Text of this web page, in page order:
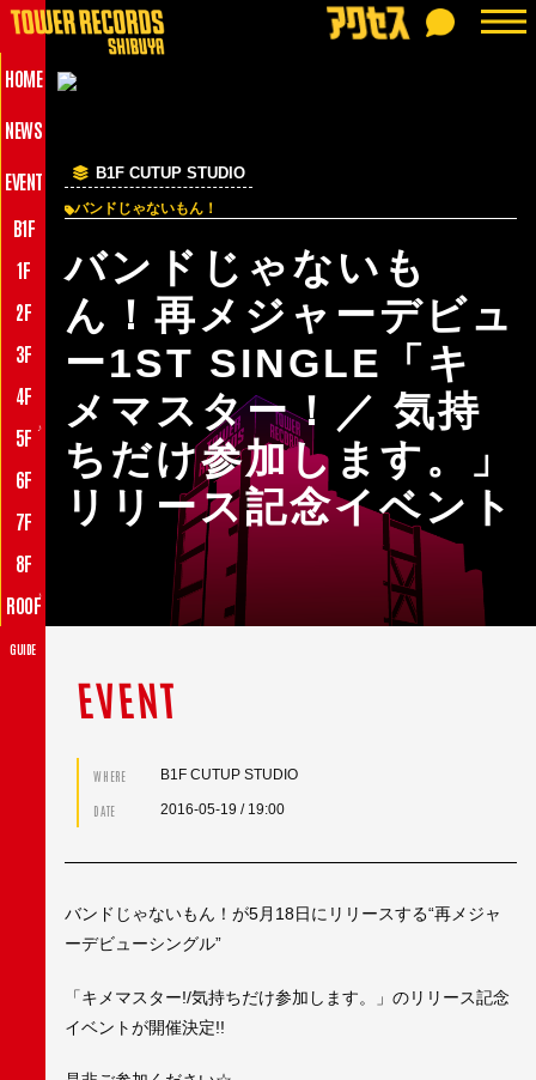
HOME
NEWS
EVENT
B1F
1F
2F
3F
4F
5F
♪
6F
7F
8F
ROOF♪
GUIDE
B1F CUTUP STUDIO
バンドじゃないもん！
バンドじゃないも
ん！再メジャーデビュ
ー1ST SINGLE「キ
メマスター！／ 気持
ちだけ参加します。」
リリース記念イベント
EVENT
WHERE B1F CUTUP STUDIO
DATE 2016-05-19 / 19:00
バンドじゃないもん！が5月18日にリリースする“再メジャ
ーデビューシングル”
「キメマスター!/気持ちだけ参加します。」のリリース記念
イベントが開催決定!!